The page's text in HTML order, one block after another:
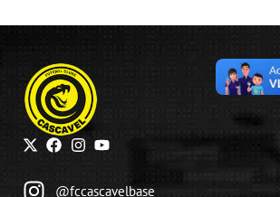
@fccascavelbase